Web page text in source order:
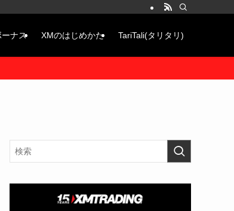
ーナス XMのはじめかた TariTali(タリタリ)